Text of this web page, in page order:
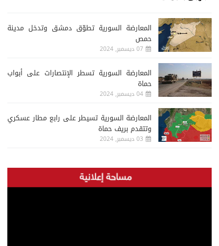
المعارضة السورية تطوّق دمشق وتدخل مدينة
حمص
07 ديسمبر, 2024
المعارضة السورية تسطر الإنتصارات على أبواب
حماة
04 ديسمبر, 2024
المعارضة السورية تسيطر على رابع مطار عسكري
وتتقدم بريف حماة
03 ديسمبر, 2024